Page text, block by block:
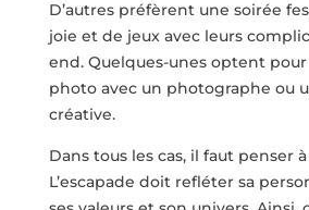
D’autres préfèrent une soirée
joie et de jeux avec leurs
end. Quelques-unes optent
photo avec un photographe ou
créative.
Dans tous les cas, il faut penser
L’escapade doit refléter sa